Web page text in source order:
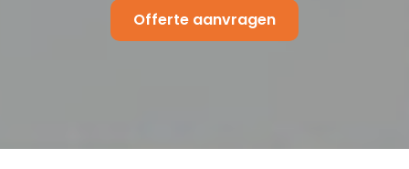
Offerte aanvragen